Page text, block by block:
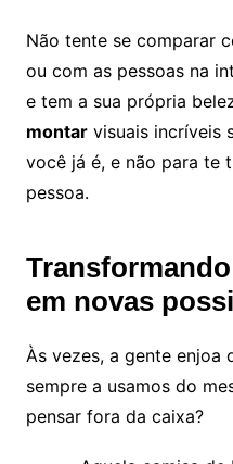
Não tente se comparar
ou com as pessoas na
e tem a sua própria
montarvisuais incríveis
você já é, e não para te
pessoa.
em novas
Às vezes, a gente enjoa
sempre a usamos do
pensar fora da caixa?